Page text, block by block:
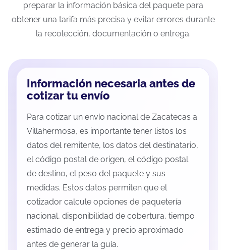
preparar la información básica del paquete para
obtener una tarifa más precisa y evitar errores durante
la recolección, documentación o entrega.
Información necesaria antes de
cotizar tu envío
Para cotizar un envío nacional de Zacatecas a
Villahermosa, es importante tener listos los
datos del remitente, los datos del destinatario,
el código postal de origen, el código postal
de destino, el peso del paquete y sus
medidas. Estos datos permiten que el
cotizador calcule opciones de paquetería
nacional, disponibilidad de cobertura, tiempo
estimado de entrega y precio aproximado
antes de generar la guía.